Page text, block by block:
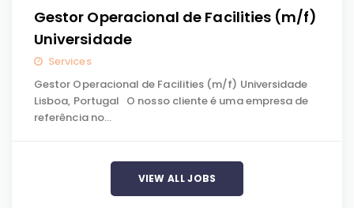
Gestor Operacional de Facilities (m/f)
Universidade
Services
Gestor Operacional de Facilities (m/f) Universidade
Lisboa, Portugal O nosso cliente é uma empresa de
referência no…
VIEW ALL JOBS